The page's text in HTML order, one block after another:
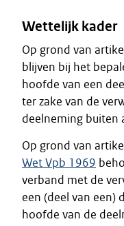
Wettelijk kader
Op grond van
blijven bij het
hoofde van een
ter zake van de
deelneming buiten
Op grond van artikel
Wet Vpb 1969
verband met de
een (deel van een)
hoofde van de